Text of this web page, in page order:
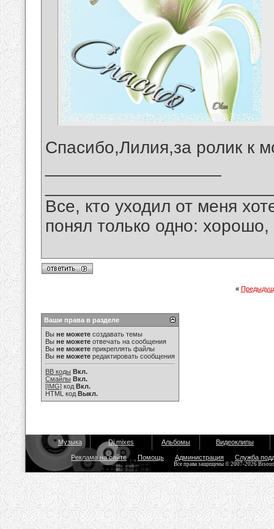
Спасибо,Лилия,за ролик к
Все, кто уходил от меня
понял только одно:
«
Ваши права в разделе
Вы не можете создавать темы
Вы не можете отвечать на сообщения
Вы не можете прикреплять файлы
Вы не можете редактировать сообщения
BB коды Вкл.
Смайлы Вкл.
[IMG] код Вкл.
HTML код Выкл.
Музыка Dj mixes Альбомы Видеоклипы
Реклама на сайте Помощь Администрация Служба
Все права защищены © 2007-2026